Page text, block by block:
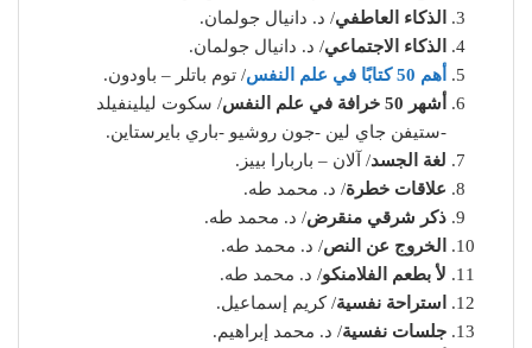
الذكاء العاطفي/ د. دانيال جولمان.
الذكاء الاجتماعي/ د. دانيال جولمان.
أهم 50 كتابًا في علم النفس
/ توم باتلر – باودون.
أشهر 50 خرافة في علم النفس
/ سكوت ليلينفيلد
-ستيفن جاي لين -جون روشيو -باري بايرستاين.
لغة الجسد/ آلان – باربارا بييز.
علاقات خطرة/ د. محمد طه.
ذكر شرقي منقرض/ د. محمد طه.
الخروج عن النص/ د. محمد طه.
لأ بطعم الفلامنكو/ د. محمد طه.
استراحة نفسية/ كريم إسماعيل.
جلسات نفسية/ د. محمد إبراهيم.